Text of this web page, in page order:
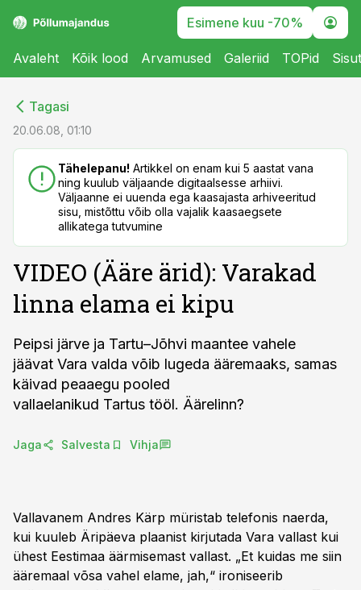
Esimene kuu -70%
Avaleht Kõik lood Arvamused Galeriid TOPid
Tagasi
20.06.08, 01:10
Tähelepanu! Artikkel on enam kui 5 aastat vana
ning kuulub väljaande digitaalsesse arhiivi.
Väljaanne ei uuenda ega kaasajasta arhiveeritud
sisu, mistõttu võib olla vajalik kaasaegsete
allikatega tutvumine
VIDEO (Ääre ärid): Varakad
linna elama ei kipu
Peipsi järve ja Tartu–Jõhvi maantee vahele
jäävat Vara valda võib lugeda ääremaaks, samas
käivad peaaegu pooled
vallaelanikud Tartus tööl. Äärelinn?
Jaga Salvesta Vihja
Vallavanem Andres Kärp müristab telefonis naerda,
kui kuuleb Äripäeva plaanist kirjutada Vara vallast kui
ühest Eestimaa äärmisemast vallast. „Et kuidas me siin
ääremaal võsa vahel elame, jah,“ ironiseerib